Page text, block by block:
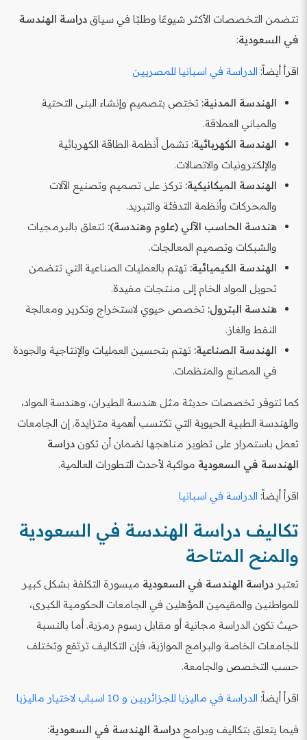
تتضمن التخصصات الأكثر شيوعًا وطلبًا في سياق دراسة الهندسة
في السعودية:
اقرأ أيضاً: الدراسة في اسبانيا للمصريين
الهندسة المدنية: تختص بتصميم وإنشاء البنى التحتية
والمباني العملاقة.
الهندسة الكهربائية: تشمل أنظمة الطاقة الكهربائية
والإلكترونيات والاتصالات.
الهندسة الميكانيكية: تركز على تصميم وتصنيع الآلات
والمحركات وأنظمة التدفئة والتبريد.
هندسة الحاسب الآلي (علوم وهندسة): تتعلق بالبرمجيات
والشبكات وتصميم المعالجات.
الهندسة الكيميائية: تهتم بالعمليات الصناعية التي تتضمن
تحويل المواد الخام إلى منتجات مفيدة.
هندسة البترول: تخصص حيوي لاستخراج وتكرير ومعالجة
النفط والغاز.
الهندسة الصناعية: تهتم بتحسين العمليات والإنتاجية والجودة
في المصانع والمنظمات.
كما تتوفر تخصصات حديثة مثل هندسة الطيران، وهندسة المواد،
والهندسة الطبية الحيوية التي تكتسب أهمية متزايدة. إن الجامعات
تعمل باستمرار على تطوير مناهجها لضمان أن تكون دراسة
الهندسة في السعودية مواكبة لأحدث التطورات العالمية.
اقرأ أيضاً: الدراسة في اسبانيا
تكاليف دراسة الهندسة في السعودية
والمنح المتاحة
تعتبر دراسة الهندسة في السعودية ميسورة التكلفة بشكل كبير
للمواطنين والمقيمين المؤهلين في الجامعات الحكومية الكبرى،
حيث تكون الدراسة مجانية أو مقابل رسوم رمزية. أما بالنسبة
للجامعات الخاصة والبرامج الموازية، فإن التكاليف ترتفع وتختلف
حسب التخصص والجامعة.
اقرأ أيضاً: الدراسة في ماليزيا للجزائريين و 10 اسباب لاختيار ماليزيا
فيما يتعلق بتكاليف وبرامج دراسة الهندسة في السعودية: